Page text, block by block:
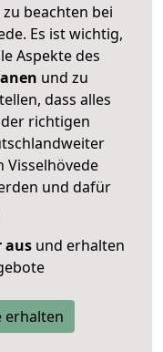
beachten bei
Es ist wichtig,
Aspekte des
und zu
dass alles
richtigen
Visselhövede
und dafür
ausund erhalten
erhalten